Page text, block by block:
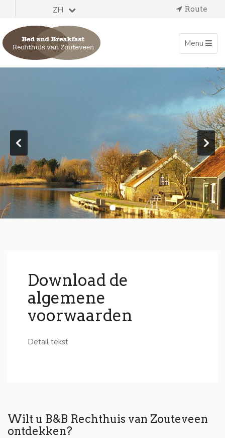
ZH Route
Toggle
navigation
Menu
Download de
algemene
voorwaarden
Detail tekst
Wilt u B&B Rechthuis van Zouteveen
ontdekken?